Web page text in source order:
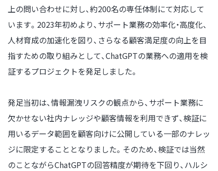
上の問い合わせに対し、約200名の専任体制にて対応して
います。2023年初めより、サポート業務の効率化・高度化、
人材育成の加速化を図り、さらなる顧客満足度の向上を目
指すための取り組みとして、ChatGPTの業務への適用を検
証するプロジェクトを発足しました。
発足当初は、情報漏洩リスクの観点から、サポート業務に
欠かせない社内ナレッジや顧客情報を利用できず、検証に
用いるデータ範囲を顧客向けに公開している一部のナレッ
ジに限定することとなりました。そのため、検証では当然
のことながらChatGPTの回答精度が期待を下回り、ハルシ